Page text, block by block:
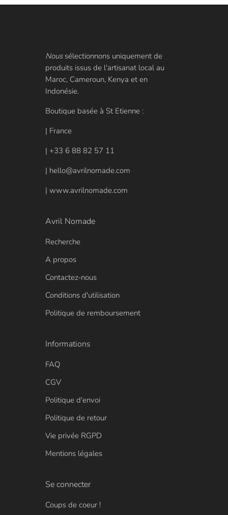
Noussélectionnons uniquement de
produits issus de l'artisanat local au
Maroc, Cameroun, Kenya et en
Indonésie.
Boutique basée à St Etienne :
| France
| +33 6 88 82 57 11
| hello@avrilnomade.com
| www.avrilnomade.com
Avril Nomade
Recherche
A propos
Contactez-nous
Conditions d'utilisation
Politique de remboursement
Informations
FAQ
CGV
Politique d'envoi
Politique de retour
Vie privée RGPD
Mentions légales
Se connecter
Coups de coeur !